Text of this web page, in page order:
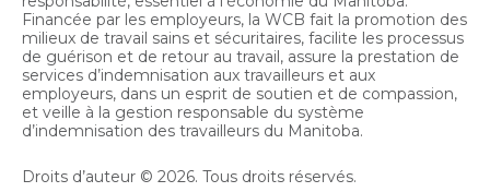
Financée par les employeurs, la WCB fait la promotion des
milieux de travail sains et sécuritaires, facilite les processus
de guérison et de retour au travail, assure la prestation de
services d’indemnisation aux travailleurs et aux
employeurs, dans un esprit de soutien et de compassion,
et veille à la gestion responsable du système
d’indemnisation des travailleurs du Manitoba.
Droits d’auteur © 2026. Tous droits réservés.